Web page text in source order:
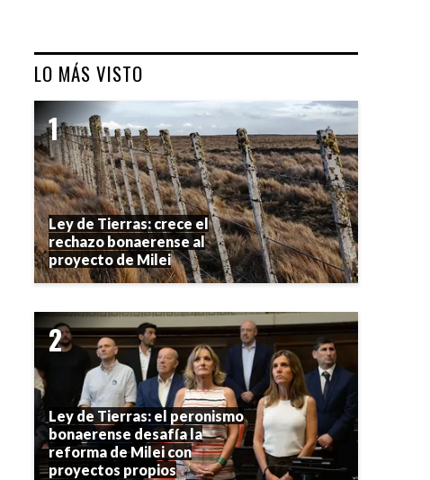
LO MÁS VISTO
Ley de Tierras: crece el
rechazo bonaerense al
proyecto de Milei
Ley de Tierras: el peronismo
bonaerense desafía la
reforma de Milei con
proyectos propios